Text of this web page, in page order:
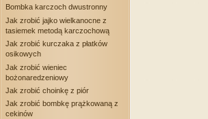
Bombka karczoch dwustronny
Jak zrobić jajko wielkanocne z
tasiemek metodą karczochową
Jak zrobić kurczaka z płatków
osikowych
Jak zrobić wieniec
bożonaredzeniowy
Jak zrobić choinkę z piór
Jak zrobić bombkę prążkowaną z
cekinów